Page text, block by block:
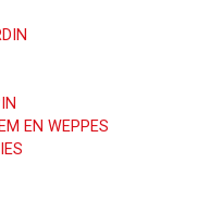
EN WEPPES